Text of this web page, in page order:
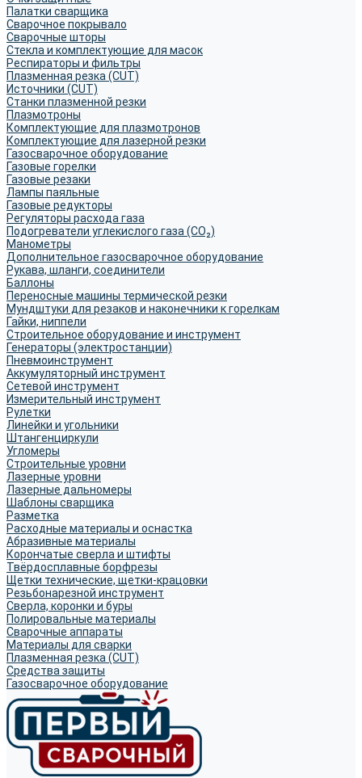
Палатки сварщика
Сварочное покрывало
Сварочные шторы
Стекла и комплектующие для масок
Респираторы и фильтры
Плазменная резка (CUT)
Источники (CUT)
Станки плазменной резки
Плазмотроны
Комплектующие для плазмотронов
Комплектующие для лазерной резки
Газосварочное оборудование
Газовые горелки
Газовые резаки
Лампы паяльные
Газовые редукторы
Регуляторы расхода газа
Подогреватели углекислого газа (CO₂)
Манометры
Дополнительное газосварочное оборудование
Рукава, шланги, соединители
Баллоны
Переносные машины термической резки
Мундштуки для резаков и наконечники к горелкам
Гайки, ниппели
Строительное оборудование и инструмент
Генераторы (электростанции)
Пневмоинструмент
Аккумуляторный инструмент
Сетевой инструмент
Измерительный инструмент
Рулетки
Линейки и угольники
Штангенциркули
Угломеры
Строительные уровни
Лазерные уровни
Лазерные дальномеры
Шаблоны сварщика
Разметка
Расходные материалы и оснастка
Абразивные материалы
Корончатые сверла и штифты
Твёрдосплавные борфрезы
Щетки технические, щетки-крацовки
Резьбонарезной инструмент
Сверла, коронки и буры
Полировальные материалы
Сварочные аппараты
Материалы для сварки
Плазменная резка (CUT)
Средства защиты
Газосварочное оборудование